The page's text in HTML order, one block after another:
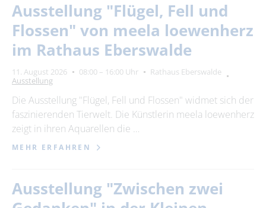
Ausstellung "Flügel, Fell und
Flossen" von meela loewenherz
im Rathaus Eberswalde
11. August 2026 08:00 – 16:00 Uhr
Rathaus Eberswalde
Ausstellung
Die Ausstellung "Flügel, Fell und Flossen" widmet sich der
faszinierenden Tierwelt. Die Künstlerin meela loewenherz
zeigt in ihren Aquarellen die …
MEHR ERFAHREN
Ausstellung "Zwischen zwei